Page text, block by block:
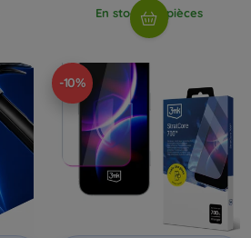
En stock > 5 pièces
-10%